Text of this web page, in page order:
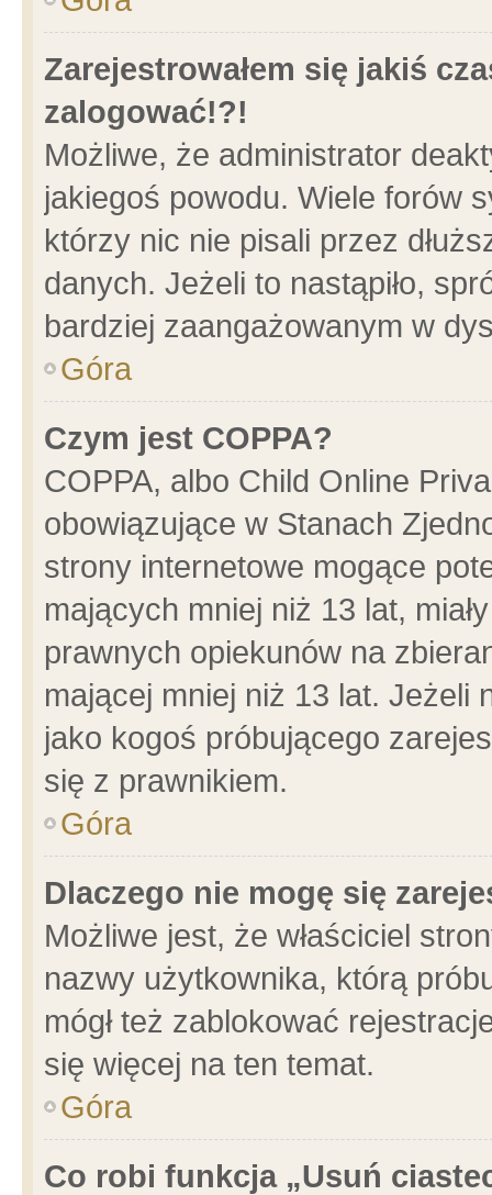
Zarejestrowałem się jakiś
zalogować!?!
Możliwe, że administrator
jakiegoś powodu. Wiele forów
którzy nic nie pisali przez
danych. Jeżeli to nastąpiło,
bardziej zaangażowanym w
Góra
Czym jest COPPA?
COPPA, albo Child Online
obowiązujące w Stanach
strony internetowe mogące
mających mniej niż 13 lat,
prawnych opiekunów na
mającej mniej niż 13 lat. Jeżeli
jako kogoś próbującego
się z prawnikiem.
Góra
Dlaczego nie mogę się
Możliwe jest, że właściciel
nazwy użytkownika, którą
mógł też zablokować
się więcej na ten temat.
Góra
Co robi funkcja „Usuń